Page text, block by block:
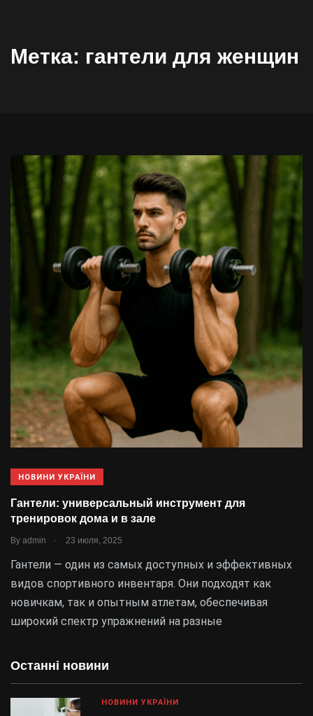
Метка: гантели для женщин
НОВИНИ УКРАЇНИ
Гантели: универсальный инструмент для
тренировок дома и в зале
By admin . 23 июля, 2025
Гантели — один из самых доступных и эффективных
видов спортивного инвентаря. Они подходят как
новичкам, так и опытным атлетам, обеспечивая
широкий спектр упражнений на разные
Останні новини
НОВИНИ УКРАЇНИ